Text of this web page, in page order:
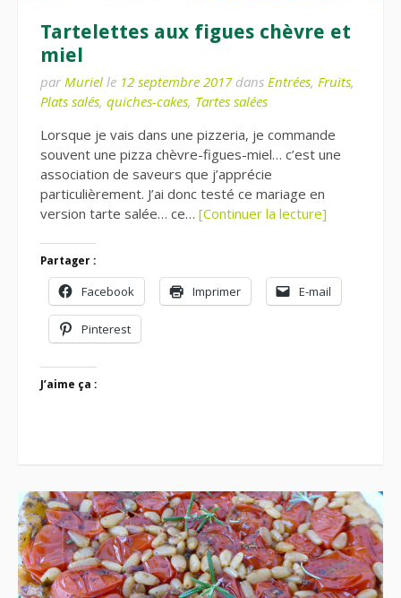
Tartelettes aux figues chèvre et
miel
par Muriel le 12 septembre 2017dans Entrées, Fruits,
Plats salés, quiches-cakes, Tartes salées
Lorsque je vais dans une pizzeria, je commande
souvent une pizza chèvre-figues-miel… c’est une
association de saveurs que j’apprécie
particulièrement. J’ai donc testé ce mariage en
version tarte salée… ce… [Continuer la lecture]
Partager :
Facebook Imprimer E-mail
Pinterest
J’aime ça :